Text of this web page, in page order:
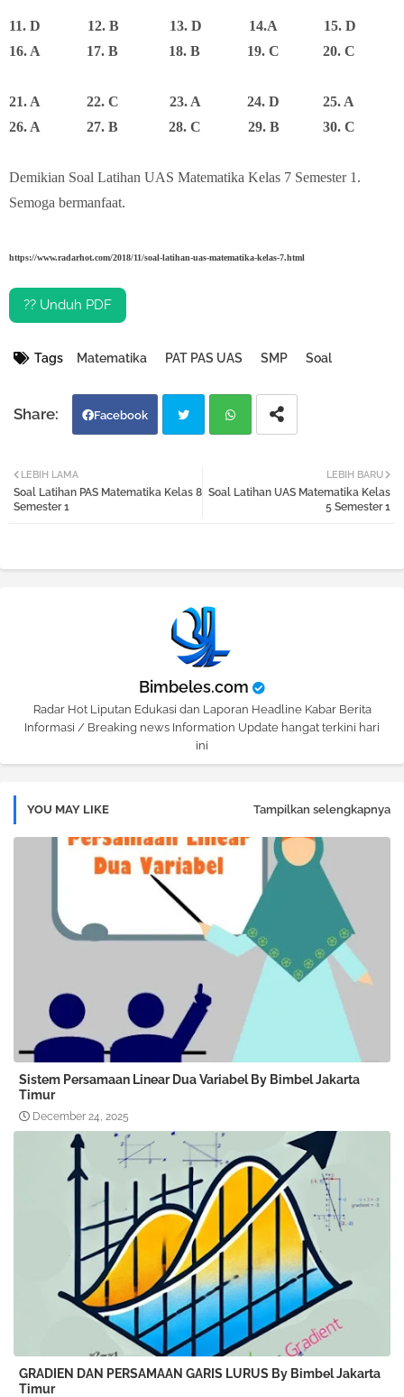
11. D 12. B 13. D 14.A 15. D
16. A 17. B 18. B 19. C 20. C
21. A 22. C 23. A 24. D 25. A
26. A 27. B 28. C 29. B 30. C
Demikian Soal Latihan UAS Matematika Kelas 7 Semester 1.
Semoga bermanfaat.
https://www.radarhot.com/2018/11/soal-latihan-uas-matematika-kelas-7.html
?? Unduh PDF
Tags Matematika PAT PAS UAS SMP Soal
Facebook
tter atsa
LEBIH BARU
Soal Latihan UAS Matematika Kelas
5 Semester 1
LEBIH LAMA
Soal Latihan PAS Matematika Kelas 8
Semester 1
Bimbeles.com
Radar Hot Liputan Edukasi dan Laporan Headline Kabar Berita
Informasi / Breaking news Information Update hangat terkini hari
ini
YOU MAY LIKE Tampilkan selengkapnya
Sistem Persamaan Linear Dua Variabel By Bimbel Jakarta
Timur
December 24, 2025
GRADIEN DAN PERSAMAAN GARIS LURUS By Bimbel Jakarta
Timur